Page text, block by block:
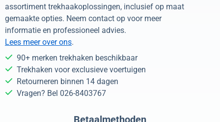
assortiment trekhaakoplossingen, inclusief op maat
gemaakte opties. Neem contact op voor meer
informatie en professioneel advies.
Lees meer over ons.
90+ merken trekhaken beschikbaar
Trekhaken voor exclusieve voertuigen
Retourneren binnen 14 dagen
Vragen? Bel 026-8403767
Betaalmethoden